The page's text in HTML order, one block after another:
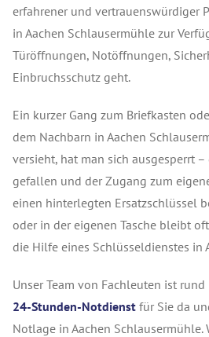
erfahrener und vertrauenswürdiger
in Aachen Schlausermühle zur
Türöffnungen, Notöffnungen,
Einbruchsschutz geht.
Ein kurzer Gang zum Briefkasten
dem Nachbarn in Aachen
versieht, hat man sich ausgesperrt
gefallen und der Zugang zum
einen hinterlegten Ersatzschlüssel
oder in der eigenen Tasche bleibt
die Hilfe eines Schlüsseldienstes in
Unser Team von Fachleuten ist
24-Stunden-Notdienst für Sie da
Notlage in Aachen Schlausermühle.